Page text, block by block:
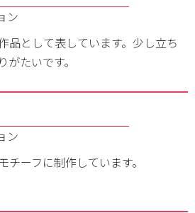
ン
品として表しています。少し立ち
たいです。
ン
ーフに制作しています。